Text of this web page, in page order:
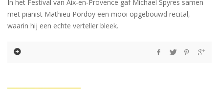
In het Festival van Aix-en-Provence gaf Michael Spyres samen
met pianist Mathieu Pordoy een mooi opgebouwd recital,
waarin hij een echte verteller bleek.